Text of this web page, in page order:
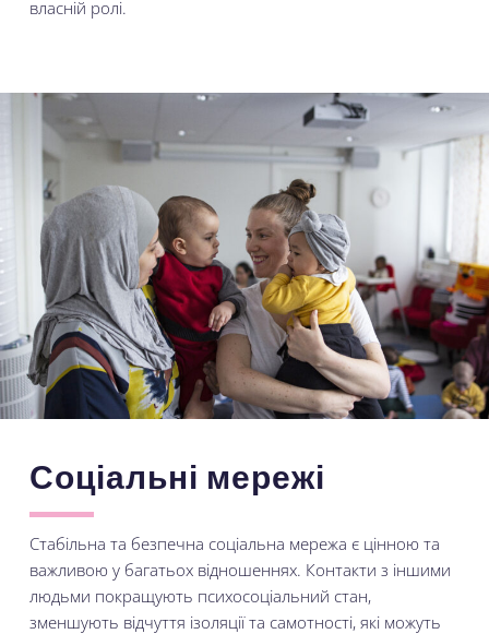
власній ролі.
Соціальні мережі
Стабільна та безпечна соціальна мережа є цінною та
важливою у багатьох відношеннях. Контакти з іншими
людьми покращують психосоціальний стан,
зменшують відчуття ізоляції та самотності, які можуть